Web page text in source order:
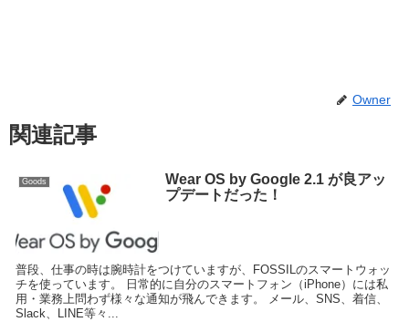
Owner
関連記事
Goods
Wear OS by Google 2.1 が良アッ
プデートだった！
普段、仕事の時は腕時計をつけていますが、FOSSILのスマートウォッ
チを使っています。 日常的に自分のスマートフォン（iPhone）には私
用・業務上問わず様々な通知が飛んできます。 メール、SNS、着信、
Slack、LINE等々...